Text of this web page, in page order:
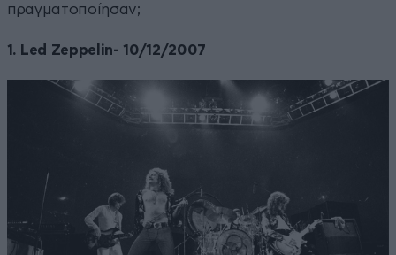
πραγματοποίησαν;
1. Led Zeppelin- 10/12/2007